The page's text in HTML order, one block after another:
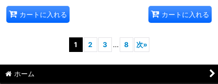
カートに入れる カートに入れる
1 2 3 ... 8 次»
ホーム